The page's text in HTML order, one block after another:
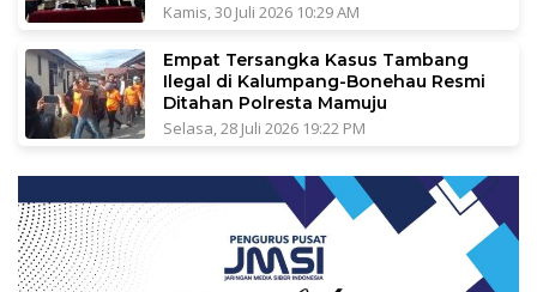
Kamis, 30 Juli 2026 10:29 AM
Empat Tersangka Kasus Tambang
Ilegal di Kalumpang-Bonehau Resmi
Ditahan Polresta Mamuju
Selasa, 28 Juli 2026 19:22 PM